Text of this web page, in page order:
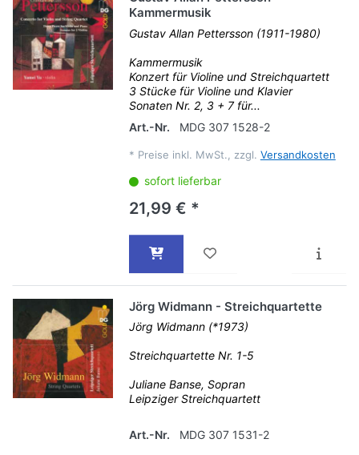
Kammermusik
Gustav Allan Pettersson (1911-1980)
Kammermusik
Konzert für Violine und Streichquartett
3 Stücke für Violine und Klavier
Sonaten Nr. 2, 3 + 7 für...
Art.-Nr.
MDG 307 1528-2
* Preise inkl. MwSt., zzgl. Versandkosten
sofort lieferbar
21,99 € *
Jörg Widmann - Streichquartette
Jörg Widmann (*1973)
Streichquartette Nr. 1-5
Juliane Banse, Sopran
Leipziger Streichquartett
Art.-Nr. MDG 307 1531-2